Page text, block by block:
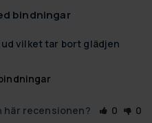
bindningar
vilket tar bort glädjen
här recensionen? 0 0